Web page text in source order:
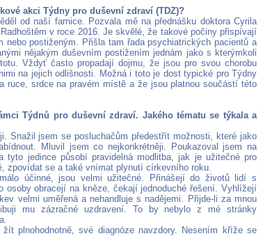
akci Týdny pro duševní zdraví (TDZ)?
od naší farnice. Pozvala mě na přednášku doktora Cyrila
v roce 2016. Je skvělé, že takové počiny přispívají
nebo postiženým. Přišla tam řada psychiatrických pacientů a
nějakým duševním postižením jednám jako s kterýmkoli
Vždyť často propadají dojmu, že jsou pro svou chorobu
na jejich odlišnosti. Možná i toto je dost typické pro Týdny
ruce, srdce na pravém místě a že jsou platnou součástí této
Týdnů pro duševní zdraví. Jakého tématu se týkala a
Snažil jsem se posluchačům předestřít možnosti, které jako
Mluvil jsem co nejkonkrétněji. Poukazoval jsem na
tyto jedince působí pravidelná modlitba, jak je užitečné pro
zpovídat se a také vnímat plynutí církevního roku.
účinné, jsou velmi užitečné. Přinášejí do životů lidí s
obracejí na kněze, čekají jednoduché řešení. Vyhlížejí
velmi uměřená a nehandluje s nadějemi. Přijde-li za mnou
mu zázračné uzdravení. To by nebylo z mé stránky
plnohodnotně, své diagnóze navzdory. Nesením kříže se